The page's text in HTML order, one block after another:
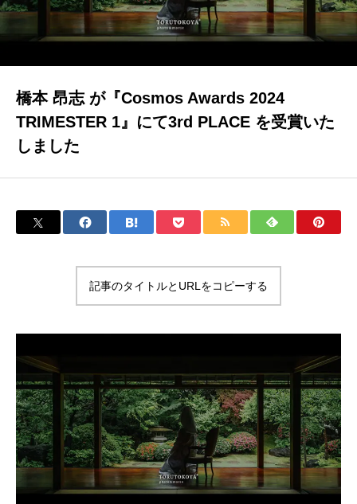
INTERVIEW | 対談
BLOG | ブログ
橋本 昂志 が『Cosmos Awards 2024
TRIMESTER 1』にて3rd PLACE を受賞いた
しました
記事のタイトルとURLをコピーする